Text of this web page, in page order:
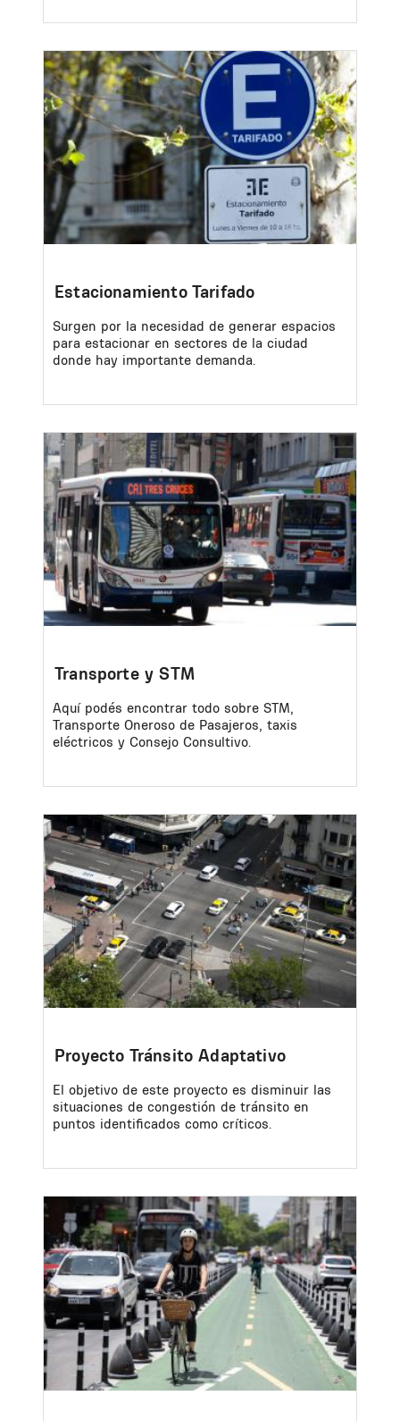
Image
Estacionamiento Tarifado
Surgen por la necesidad de generar espacios
para estacionar en sectores de la ciudad
donde hay importante demanda.
Image
Transporte y STM
Aquí podés encontrar todo sobre STM,
Transporte Oneroso de Pasajeros, taxis
eléctricos y Consejo Consultivo.
Image
Proyecto Tránsito Adaptativo
El objetivo de este proyecto es disminuir las
situaciones de congestión de tránsito en
puntos identificados como críticos.
Image